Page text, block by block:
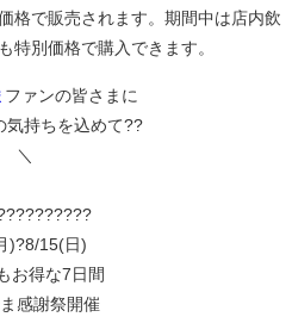
格で販売されます。期間中は店内飲
特別価格で購入できます。
ファンの皆さまに
気持ちを込めて??
＼
)?8/15(日)
お得な7日間
感謝祭開催